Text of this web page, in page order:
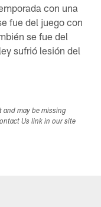
con una
fue del juego con
se fue del
sufrió lesión del
and may be missing
Us link in our site